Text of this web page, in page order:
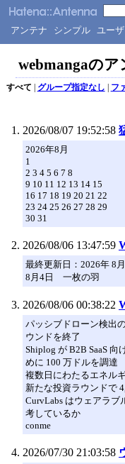
アンテナ シンプル ユー
webmangaの
すべて | グループ指定なし | フ
2026/08/07 19:52:58
2026年8月
1
2 3 4 5 6 7 8
9 10 11 12 13 14 15
16 17 18 19 20 21 22
23 24 25 26 27 28 29
30 31
2026/08/06 13:47:59
最終更新日：2026年 8
8月4日 一枚の羽
2026/08/06 00:38:22
パッシブドローン検出
ウンドを終了
Shiplog が B2B SaaS
めに 100 万ドルを調達
複数日にわたるエネル
新たな投資ラウンドで
CurvLabs はウェアラ
考しているか
conme
2026/07/30 21:03:58